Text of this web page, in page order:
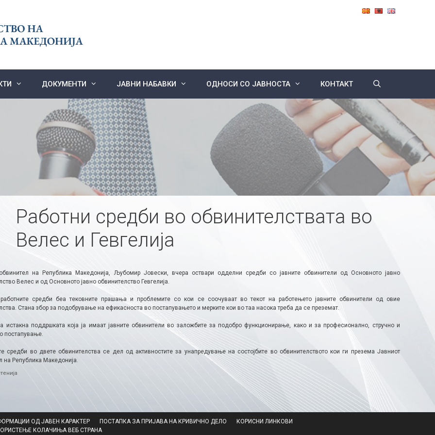
ДОКУМЕНТИ ЈАВНИ НАБАВКИ ОДНОСИ СО ЈАВНОСТА КОНТАКТ
Работни средби во обвинителствата во
Велес и Гевгелија
на Република Македонија, Љубомир Јовески, вчера оствари одделни средби со јавните обвинители од Основното јавно
Велес и од Основното јавно обвинителство Гевгелија.
средби беа тековните прашања и проблемите со кои се соочуваат во текот на работењето јавните обвинители од овие
Стана збор за подобрување на ефикасноста во постапувањето и мерките кои во таа насока треба да се преземат.
истакна поддршката која ја имаат јавните обвинители во заложбите за подобро функционирање, како и за професионално, стручно и
постапување.
средби во двете обвинителства се дел од активностите за унапредување на состојбите во обвинителството кои ги презема Јавниот
на Република Македонија.
ОД ЈАВЕН КАРАКТЕР ПОСТАПКА ЗА ПРИЈАВА НА КРИВИЧНО ДЕЛО
КОРИСНИ ЛИНКОВИ
КОЛАЧИЊА ВЕБ СТРАНА